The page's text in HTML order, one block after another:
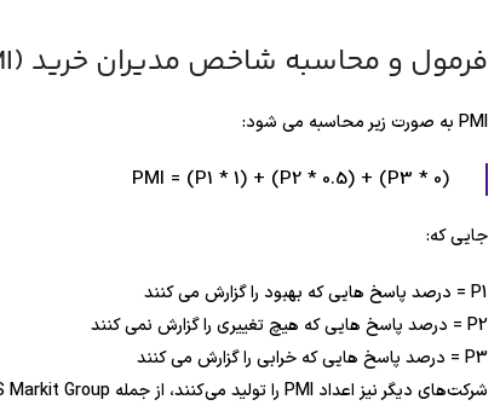
فرمول و محاسبه شاخص مدیران خرید (PMI)
PMI به صورت زیر محاسبه می شود:
PMI = (P1 * 1) + (P2 * 0.5) + (P3 * 0)
جایی که:
P1 = درصد پاسخ هایی که بهبود را گزارش می کنند
P2 = درصد پاسخ هایی که هیچ تغییری را گزارش نمی کنند
P3 = درصد پاسخ هایی که خرابی را گزارش می کنند
شرکت‌های دیگر نیز اعداد PMI را تولید می‌کنند، از جمله IHS Markit Group که PMI را برای کشورهای مختلف خارج از ایالات متحده ارائه می‌کند.